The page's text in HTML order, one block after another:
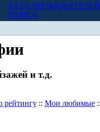
БАЗА ПОЛЬЗОВАТЕЛЕЙ
ПОИСК
и т.д.
рейтингу:: Мои любимые::